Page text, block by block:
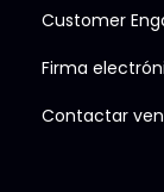
Customer
Firma
Contactar